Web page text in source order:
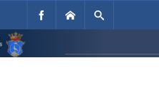
Egyház